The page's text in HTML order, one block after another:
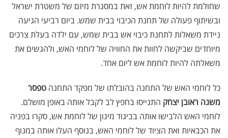
שחולמת להיות לוחמת אש, זאת במסגרת מיזם של משטרת ישראל
ובשיתוף פעולה של תחנת הכיבוי בבית שמש. ביום רביעי הגיעה
ניידת משאלות לתחנת כיבוי אש בבית שמש, עם ילדה בעלת צרכים
מיוחדים שביקשה לחוות את החוויה של לוחמי האש, ולהגשים את
משאלתה להיות לוחמת אש ליום אחד.
כל לוחמי האש של התחנה בהובלתו של מפקד התחנה טפסר
משנה ראובן יצחק התגייסו בחפץ לב לקבל אותה באופן מושלם.
לוחמי האש הלבישו אותה בביגוד מיגון של לוחמת אש, סקרו בפניה
את הכבאיות ואת הציוד של לוחמי האש, בנוסף העלו אותה במנוף